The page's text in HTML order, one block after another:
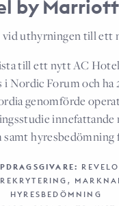
by
vid uthyrningen till
till ett nytt AC
Forum och ha
genomförde
innefattande
samt
HYRESBEDÖMNING